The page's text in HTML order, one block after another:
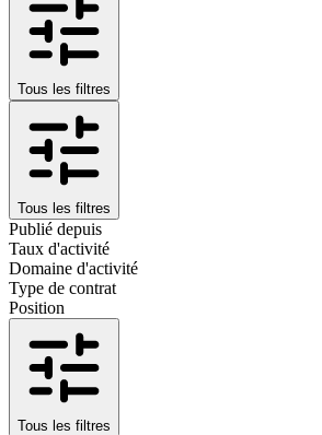
Tous les filtres
Tous les filtres
Publié depuis
Taux d'activité
Domaine d'activité
Type de contrat
Position
Tous les filtres